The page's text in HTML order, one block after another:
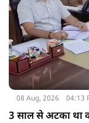
08 Aug, 2026 04:13
3 साल से अटका था